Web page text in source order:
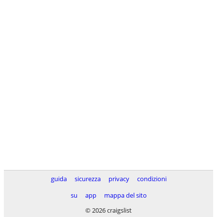
guida sicurezza privacy
condizioni
su
app
mappa del sito
© 2026 craigslist